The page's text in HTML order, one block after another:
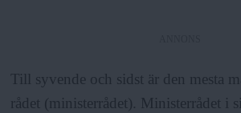
Till syvende och sidst är den mesta
rådet (ministerrådet). Ministerrådet i